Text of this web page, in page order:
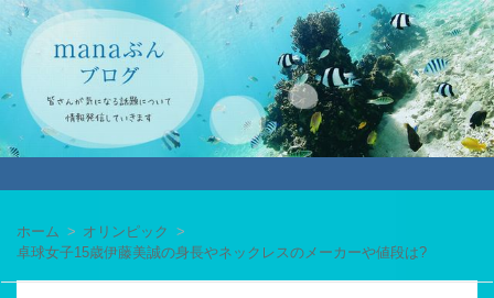
ホーム
オリンピック
卓球女子15歳伊藤美誠の身長やネックレスのメーカーや値段は?